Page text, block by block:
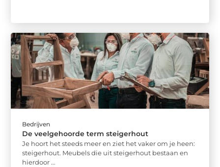
Bedrijven
De veelgehoorde term steigerhout
Je hoort het steeds meer en ziet het vaker om je heen:
steigerhout. Meubels die uit steigerhout bestaan en
hierdoor ...